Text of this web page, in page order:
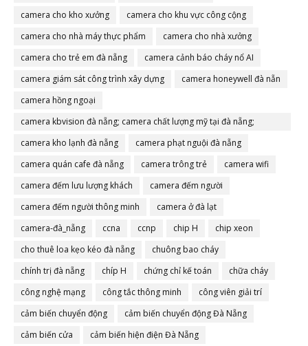
camera cho kho xưởng
camera cho khu vực công cộng
camera cho nhà máy thực phẩm
camera cho nhà xưởng
camera cho trẻ em đà nẵng
camera cảnh báo cháy nổ AI
camera giám sát công trình xây dựng
camera honeywell đà nẵn
camera hồng ngoại
camera kbvision đà nẵng; camera chất lượng mỹ tại đà nẵng;
camera đà nẵng
camera kho lạnh đà nẵng
camera phạt nguội đà nẵng
camera quán cafe đà nẵng
camera trông trẻ
camera wifi
camera đếm lưu lượng khách
camera đếm người
camera đếm người thông minh
camera ở đà lạt
camera-đà_nẵng
ccna ccnp chip H
chip xeon
cho thuê loa kẹo kéo đà nẵng
chuông bao cháy
chính trị đà nẵng
chíp H chứng chỉ kế toán
chữa cháy
công nghệ mạng
công tắc thông minh
công viên giải trí
cảm biến chuyển động
cảm biến chuyển động Đà Nẵng
cảm biến cửa
cảm biến hiện điện Đà Nẵng